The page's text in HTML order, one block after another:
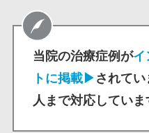
当院の治療症例がイ
トに掲載▶ されて
人まで対応していま